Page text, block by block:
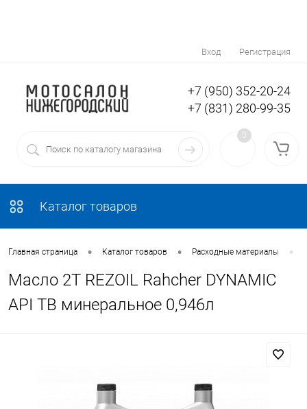
Вход Регистрация
+7 (950) 352-20-24
+7 (831) 280-99-35
0
Каталог товаров
Главная страница • Каталог товаров • Расходные материалы •
Масло 2Т REZOIL Rahcher DYNAMIC
API TB минеральное 0,946л